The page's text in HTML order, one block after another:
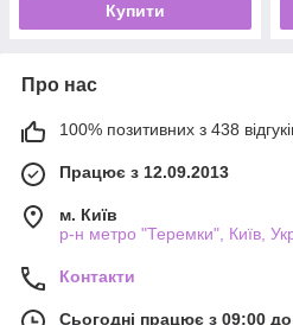
Купити
Про нас
100% позитивних з 438
Працює з 12.09.2013
м. Київ
р-н метро "Теремки", Київ,
Контакти
Сьогодні працює з 09:00